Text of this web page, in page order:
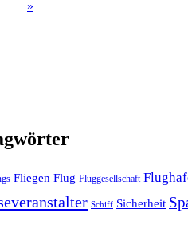
»
Fliegen Flug Fluggesellschaft
Schiff Sicherheit